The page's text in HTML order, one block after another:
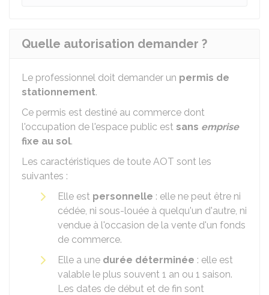
Quelle autorisation demander ?
Le professionnel doit demander un permis de
stationnement.
Ce permis est destiné au commerce dont
l'occupation de l'espace public est sans emprise
fixe au sol.
Les caractéristiques de toute AOT sont les
suivantes :
Elle est personnelle : elle ne peut être ni
cédée, ni sous-louée à quelqu'un d'autre, ni
vendue à l'occasion de la vente d'un fonds
de commerce.
Elle a une durée déterminée : elle est
valable le plus souvent 1 an ou 1 saison.
Les dates de début et de fin sont